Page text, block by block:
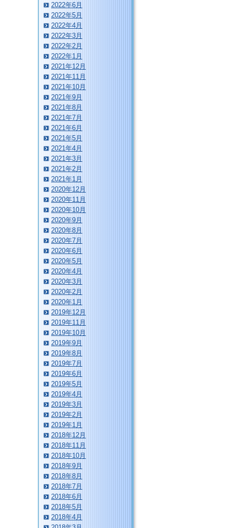
2022年6月
2022年5月
2022年4月
2022年3月
2022年2月
2022年1月
2021年12月
2021年11月
2021年10月
2021年9月
2021年8月
2021年7月
2021年6月
2021年5月
2021年4月
2021年3月
2021年2月
2021年1月
2020年12月
2020年11月
2020年10月
2020年9月
2020年8月
2020年7月
2020年6月
2020年5月
2020年4月
2020年3月
2020年2月
2020年1月
2019年12月
2019年11月
2019年10月
2019年9月
2019年8月
2019年7月
2019年6月
2019年5月
2019年4月
2019年3月
2019年2月
2019年1月
2018年12月
2018年11月
2018年10月
2018年9月
2018年8月
2018年7月
2018年6月
2018年5月
2018年4月